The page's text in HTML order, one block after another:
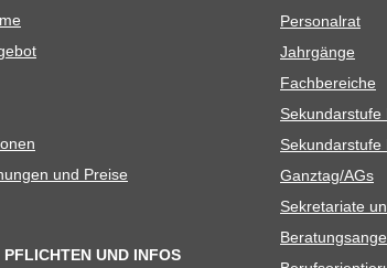
und Preise
PFLICHTEN UND INFOS
Per­so­nal­rat
Jahr­gänge
Fach­be­rei­che
Sekun­dar­stufe
Sekun­dar­stufe
Ganztag/​​AGs
Sekre­ta­riate